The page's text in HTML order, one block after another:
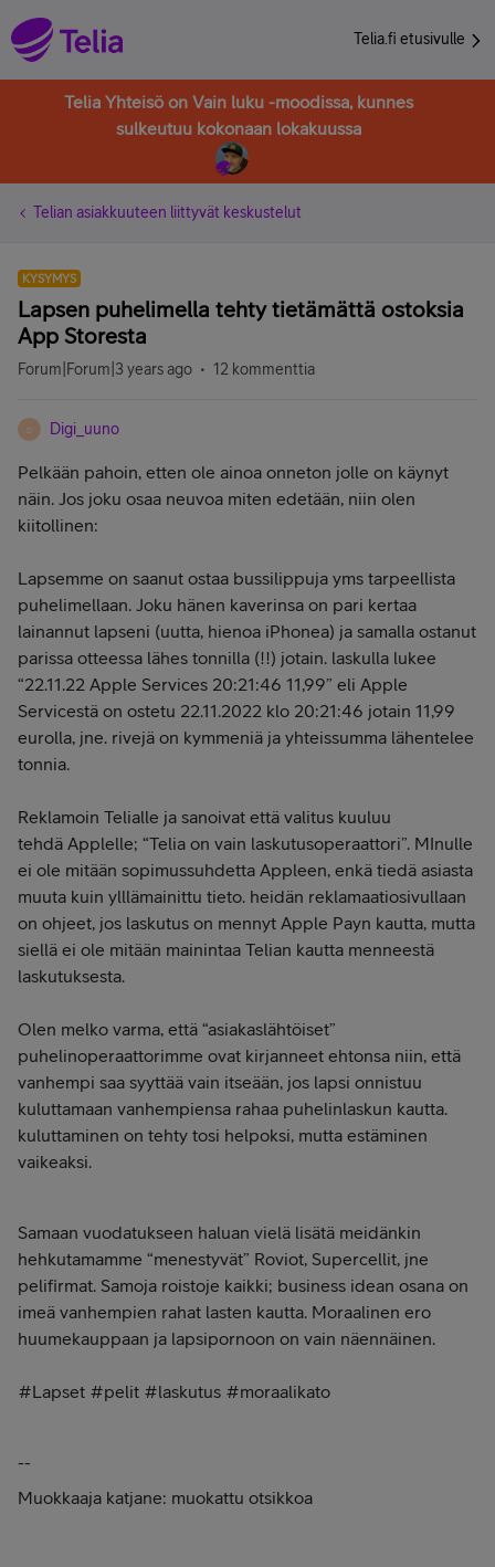
Telia.fi etusivulle
Telia Yhteisö on Vain luku -moodissa, kunnes
sulkeutuu kokonaan lokakuussa
Telian asiakkuuteen liittyvät keskustelut
KYSYMYS
Lapsen puhelimella tehty tietämättä ostoksia
App Storesta
Forum|Forum|3 years ago 12 kommenttia
D Digi_uuno
Pelkään pahoin, etten ole ainoa onneton jolle on käynyt
näin. Jos joku osaa neuvoa miten edetään, niin olen
kiitollinen:
Lapsemme on saanut ostaa bussilippuja yms tarpeellista
puhelimellaan. Joku hänen kaverinsa on pari kertaa
lainannut lapseni (uutta, hienoa iPhonea) ja samalla ostanut
parissa otteessa lähes tonnilla (!!) jotain. laskulla lukee
“22.11.22 Apple Services 20:21:46 11,99” eli Apple
Servicestä on ostetu 22.11.2022 klo 20:21:46 jotain 11,99
eurolla, jne. rivejä on kymmeniä ja yhteissumma lähentelee
tonnia.
Reklamoin Telialle ja sanoivat että valitus kuuluu
tehdä Applelle; “Telia on vain laskutusoperaattori”. MInulle
ei ole mitään sopimussuhdetta Appleen, enkä tiedä asiasta
muuta kuin ylllämainittu tieto. heidän reklamaatiosivullaan
on ohjeet, jos laskutus on mennyt Apple Payn kautta, mutta
siellä ei ole mitään mainintaa Telian kautta menneestä
laskutuksesta.
Olen melko varma, että “asiakaslähtöiset”
puhelinoperaattorimme ovat kirjanneet ehtonsa niin, että
vanhempi saa syyttää vain itseään, jos lapsi onnistuu
kuluttamaan vanhempiensa rahaa puhelinlaskun kautta.
kuluttaminen on tehty tosi helpoksi, mutta estäminen
vaikeaksi.
Samaan vuodatukseen haluan vielä lisätä meidänkin
hehkutamamme “menestyvät” Roviot, Supercellit, jne
pelifirmat. Samoja roistoje kaikki; business idean osana on
imeä vanhempien rahat lasten kautta. Moraalinen ero
huumekauppaan ja lapsipornoon on vain näennäinen.
#Lapset #pelit #laskutus #moraalikato
--
Muokkaaja katjane: muokattu otsikkoa